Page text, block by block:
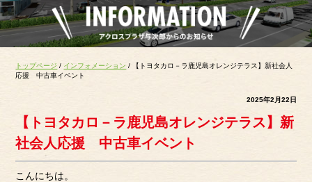
トップページ / インフォメーション / 【トヨタカロ－ラ鹿児島オレンジテラス】新社会人
応援 中古車イベント
2025年2月22日
【トヨタカロ－ラ鹿児島オレンジテラス】新
社会人応援 中古車イベント
こんにちは。